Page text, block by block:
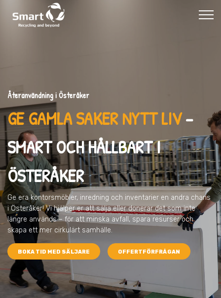
Återanvändning i Österåker
GE GAMLA SAKER NYTT LIV–
SMART OCH HÅLLBART I
ÖSTERÅKER
Ge era kontorsmöbler, inredning och inventarier en andra chans
i Österåker! Vi hjälper er att sälja eller donerar det som inte
längre används – för att minska avfall, spara resurser och
skapa ett mer cirkulärt samhälle.
BOKA TID MED SÄLJARE OFFERTFÖRFRÅGAN